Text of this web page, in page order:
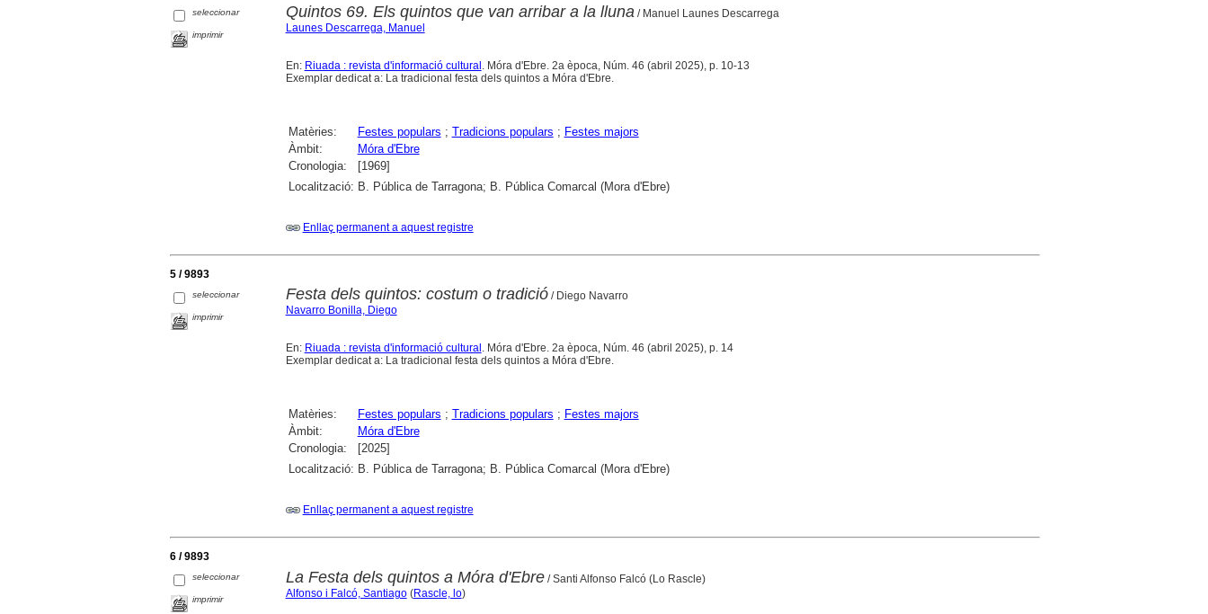
seleccionar
imprimir
Quintos 69. Els quintos que van arribar a la lluna/ Manuel Launes Descarrega
Launes Descarrega, Manuel
En: Riuada : revista d'informació cultural . Móra d'Ebre. 2a època, Núm. 46 (abril 2025), p. 10-13
Exemplar dedicat a: La tradicional festa dels quintos a Móra d'Ebre.
Matèries: Festes populars ; Tradicions populars ; Festes majors
Àmbit:
Móra d'Ebre
Cronologia:
[1969]
Localització: B. Pública de Tarragona; B. Pública Comarcal (Mora d'Ebre)
Enllaç permanent a aquest registre
5 / 9893
seleccionar
imprimir
Festa dels quintos: costum o tradició/ Diego Navarro
Navarro Bonilla, Diego
En: Riuada : revista d'informació cultural . Móra d'Ebre. 2a època, Núm. 46 (abril 2025), p. 14
Exemplar dedicat a: La tradicional festa dels quintos a Móra d'Ebre.
Matèries: Festes populars ; Tradicions populars ; Festes majors
Àmbit:
Móra d'Ebre
Cronologia:
[2025]
Localització: B. Pública de Tarragona; B. Pública Comarcal (Mora d'Ebre)
Enllaç permanent a aquest registre
6 / 9893
seleccionar
imprimir
La Festa dels quintos a Móra d'Ebre/ Santi Alfonso Falcó (Lo Rascle)
Alfonso i Falcó, Santiago(Rascle, lo)